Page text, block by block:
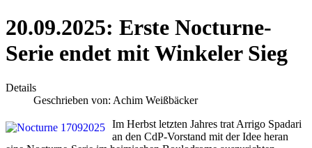
20.09.2025: Erste Nocturne-
Serie endet mit Winkeler Sieg
Details
Geschrieben von: Achim Weißbäcker
Im Herbst letzten Jahres trat Arrigo Spadari
an den CdP-Vorstand mit der Idee heran